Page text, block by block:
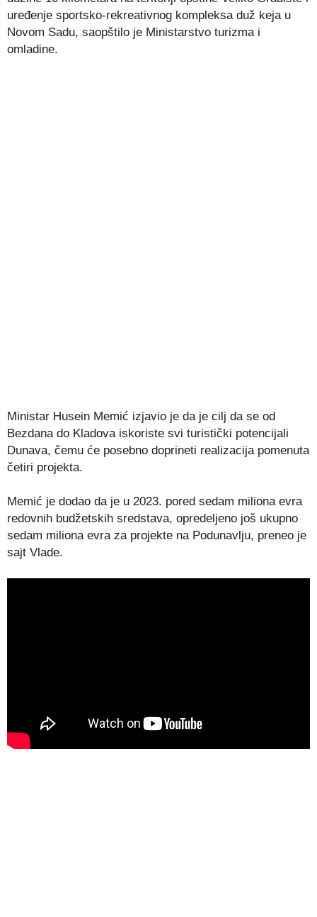
uređenje sportsko-rekreativnog kompleksa duž keja u
Novom Sadu, saopštilo je Ministarstvo turizma i
omladine.
Ministar Husein Memić izjavio je da je cilj da se od
Bezdana do Kladova iskoriste svi turistički potencijali
Dunava, čemu će posebno doprineti realizacija pomenuta
četiri projekta.
Memić je dodao da je u 2023. pored sedam miliona evra
redovnih budžetskih sredstava, opredeljeno još ukupno
sedam miliona evra za projekte na Podunavlju, preneo je
sajt Vlade.